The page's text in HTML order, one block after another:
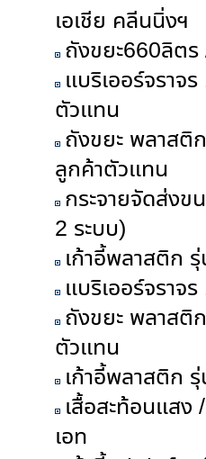
เอเชีย คลีนนิ่งฯ
ถังขยะ660ลิต
แบริเออร์จราจ
ตัวแทน
ถังขยะ พลาสติ
ลูกค้าตัวแทน
กระจายจัดส่ง
2 ระบบ)
เก้าอี้พลาสติก
แบริเออร์จรา
ถังขยะ พลาสติ
ตัวแทน
เก้าอี้พลาสติก
เสื้อสะท้อนแสง
เอท